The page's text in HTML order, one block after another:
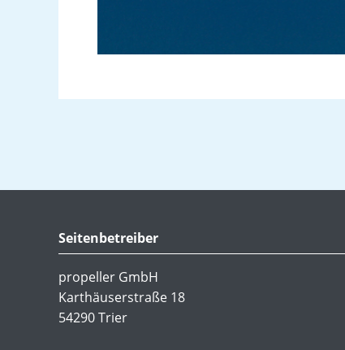
Seitenbetreiber
propeller GmbH
Karthäuserstraße 18
54290 Trier